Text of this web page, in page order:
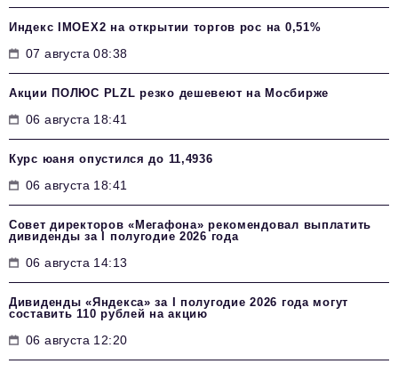
Индекс IMOEX2 на открытии торгов рос на 0,51%
07 августа 08:38
Акции ПОЛЮС PLZL резко дешевеют на Мосбирже
06 августа 18:41
Курс юаня опустился до 11,4936
06 августа 18:41
Совет директоров «Мегафона» рекомендовал выплатить
дивиденды за I полугодие 2026 года
06 августа 14:13
Дивиденды «Яндекса» за I полугодие 2026 года могут
составить 110 рублей на акцию
06 августа 12:20